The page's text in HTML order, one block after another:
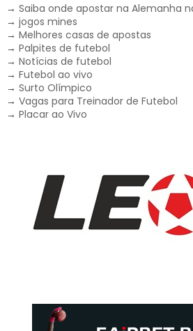
→ Saiba onde apostar na Alemanha
→ jogos mines
→ Melhores casas de apostas
→ Palpites de futebol
→ Notícias de futebol
→ Futebol ao vivo
→ Surto Olímpico
→ Vagas para Treinador de Futebol
→ Placar ao Vivo